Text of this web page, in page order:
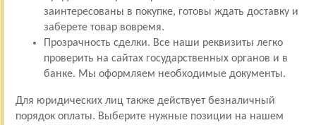
заинтересованы в покупке, готовы ждать доставку и
заберете товар вовремя.
Прозрачность сделки. Все наши реквизиты легко
проверить на сайтах государственных органов и в
банке. Мы оформляем необходимые документы.
Для юридических лиц также действует безналичный
порядок оплаты. Выберите нужные позиции на нашем